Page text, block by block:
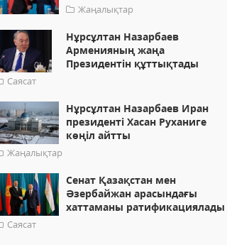
Жаңалықтар
Нұрсұлтан Назарбаев
Арменияның жаңа
Президентін құттықтады
Саясат
Нұрсұлтан Назарбаев Иран
президенті Хасан Руханиге
көңіл айтты
Жаңалықтар
Сенат Қазақстан мен
Әзербайжан арасындағы
хаттаманы ратификациялады
Саясат